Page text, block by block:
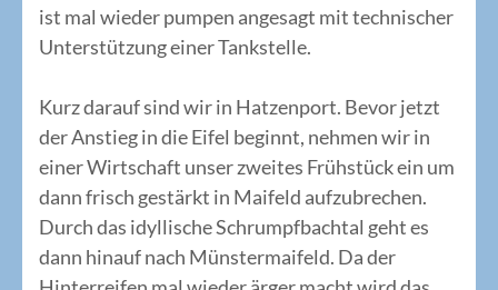
ist mal wieder pumpen angesagt mit technischer
Unterstützung einer Tankstelle.
Kurz darauf sind wir in Hatzenport. Bevor jetzt
der Anstieg in die Eifel beginnt, nehmen wir in
einer Wirtschaft unser zweites Frühstück ein um
dann frisch gestärkt in Maifeld aufzubrechen.
Durch das idyllische Schrumpfbachtal geht es
dann hinauf nach Münstermaifeld. Da der